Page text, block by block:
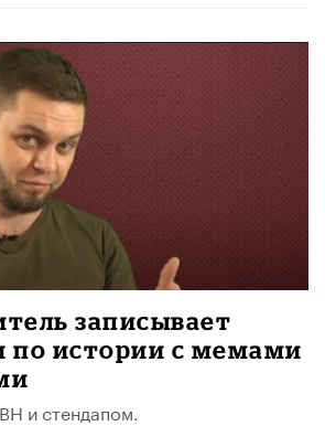
записывает
по истории с мемами
и стендапом.